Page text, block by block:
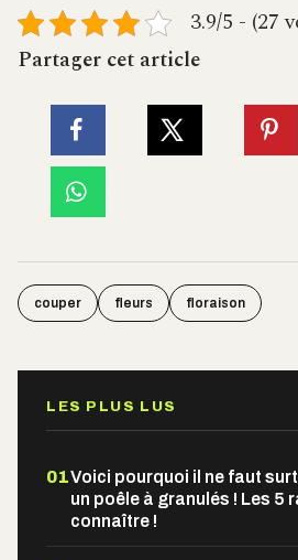
3.9/5 - (27
Partager cet article
couper fleurs floraison
LES PLUS LUS
01Voici pourquoi il ne faut
un poêle à granulés ! Les 5
connaître !